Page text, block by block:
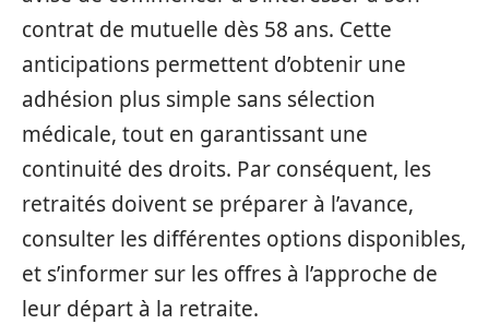
contrat de mutuelle dès 58 ans. Cette
anticipations permettent d’obtenir une
adhésion plus simple sans sélection
médicale, tout en garantissant une
continuité des droits. Par conséquent, les
retraités doivent se préparer à l’avance,
consulter les différentes options disponibles,
et s’informer sur les offres à l’approche de
leur départ à la retraite.